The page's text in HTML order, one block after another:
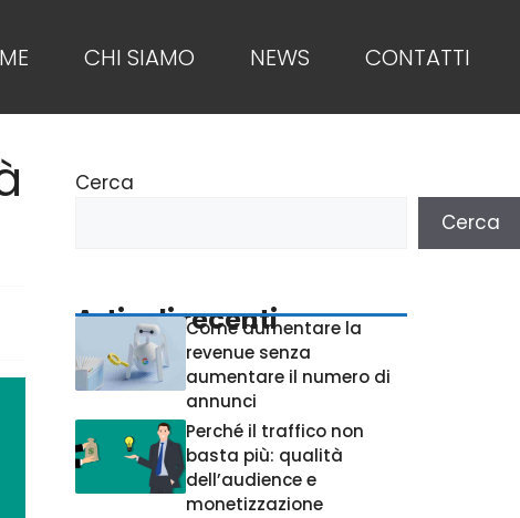
CHI SIAMO NEWS CONTATTI
Cerca
Cerca
Articoli recenti
Come aumentare la
revenue senza
aumentare il numero di
annunci
Perché il traffico non
basta più: qualità
dell’audience e
monetizzazione